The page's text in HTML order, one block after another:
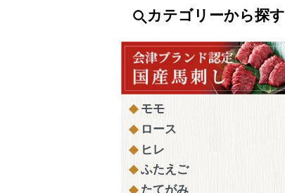
カテゴリーから探す
モモ
ロース
ヒレ
ふたえご
たてがみ